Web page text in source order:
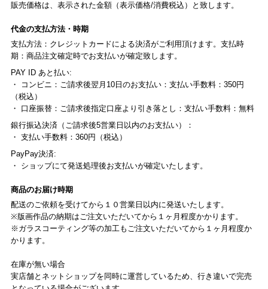
販売価格は、表示された金額（表示価格/消費税込）と致します。
代金の支払方法・時期
支払方法：クレジットカードによる決済がご利用頂けます。支払時
期：商品注文確定時でお支払いが確定致します。
PAY ID あと払い:
・ コンビニ：ご請求後翌月10日のお支払い：支払い手数料：350円
（税込）
・ 口座振替：ご請求後指定口座より引き落とし：支払い手数料：無料
銀行振込決済（ご請求後5営業日以内のお支払い）：
・ 支払い手数料：360円（税込）
PayPay決済:
・ ショップにて発送処理後お支払いが確定いたします。
商品のお届け時期
配送のご依頼を受けてから１０営業日以内に発送いたします。
※版画作品の納期はご注文いただいてから１ヶ月程度かかります。
※ガラスコーティング等の加工もご注文いただいてから１ヶ月程度か
かります。
在庫が無い場合
実店舗とネットショップを同時に運営しているため、行き違いで完売